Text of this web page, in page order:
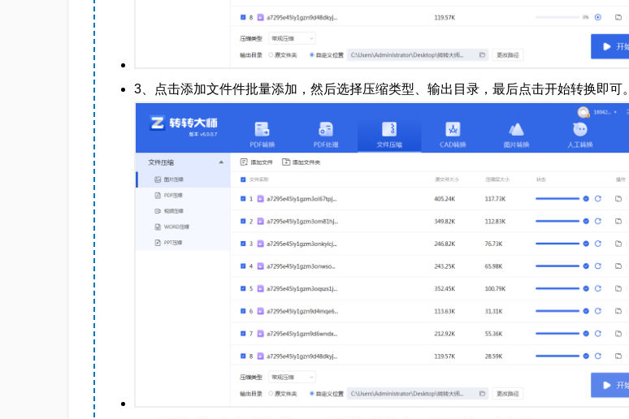
3、点击添加文件件批量添加，然后选择压缩类型、输出目录，最后点击开始转换即可。